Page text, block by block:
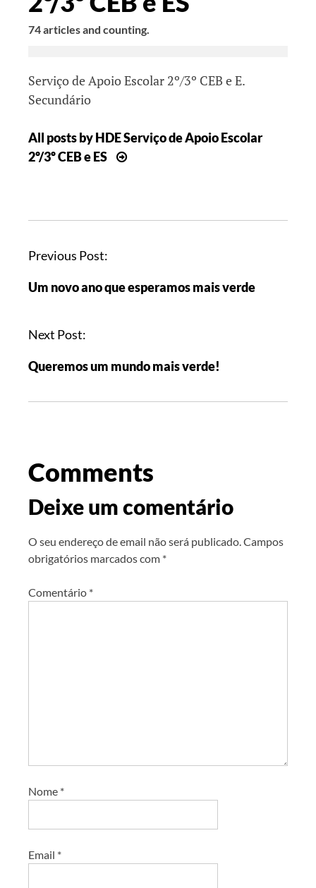
74 articles and counting.
Serviço de Apoio Escolar 2º/3º CEB e E.
Secundário
All posts by HDE Serviço de Apoio Escolar
2º/3º CEB e ES
Previous Post:
Um novo ano que esperamos mais verde
Next Post:
Queremos um mundo mais verde!
Comments
Deixe um comentário
O seu endereço de email não será publicado. Campos
obrigatórios marcados com *
Comentário *
Nome *
Email *